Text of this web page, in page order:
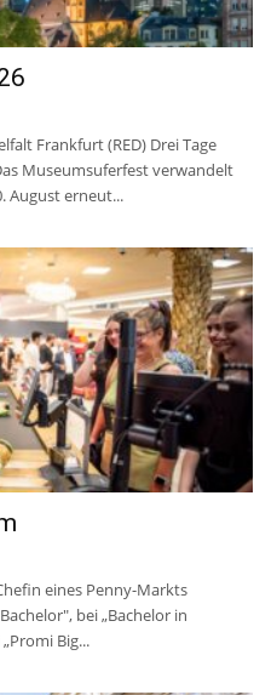
Frankfurt (RED) Drei Tage
Museumsuferfest verwandelt
August erneut...
eines Penny-Markts
bei „Bachelor in
Big...